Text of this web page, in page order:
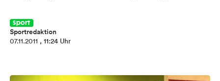
Sport
Sportredaktion
07.11.2011 , 11:24 Uhr